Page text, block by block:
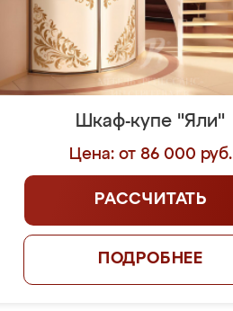
Шкаф-купе "Яли"
Цена: от 86 000 руб.
РАССЧИТАТЬ
ПОДРОБНЕЕ